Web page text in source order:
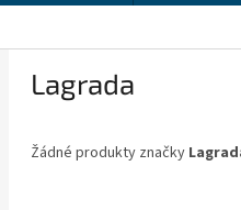
Lagrada
Žádné produkty značky